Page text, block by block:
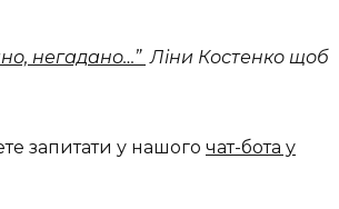
негадано…” Ліни Костенко щоб
запитати у нашого чат-бота у